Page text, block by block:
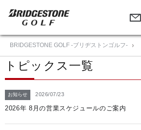
BRIDGESTONE GOLF -ブリヂストンゴルフ-
トピックス一覧
お知らせ 2026/07/23
2026年 8月の営業スケジュールのご案内